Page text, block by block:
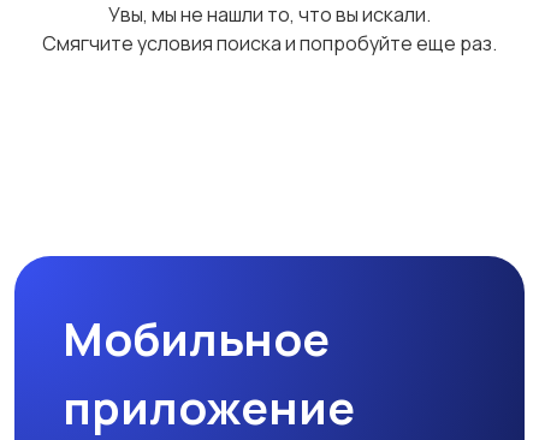
Увы, мы не нашли то, что вы искали.
Смягчите условия поиска и попробуйте еще раз.
Мобильное
приложение